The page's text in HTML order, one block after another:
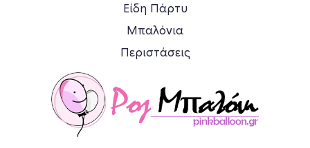
Είδη Πάρτυ
Μπαλόνια
Περιστάσεις